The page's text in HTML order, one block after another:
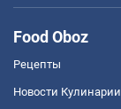
Food Oboz
Рецепты
Новости Кулинарии